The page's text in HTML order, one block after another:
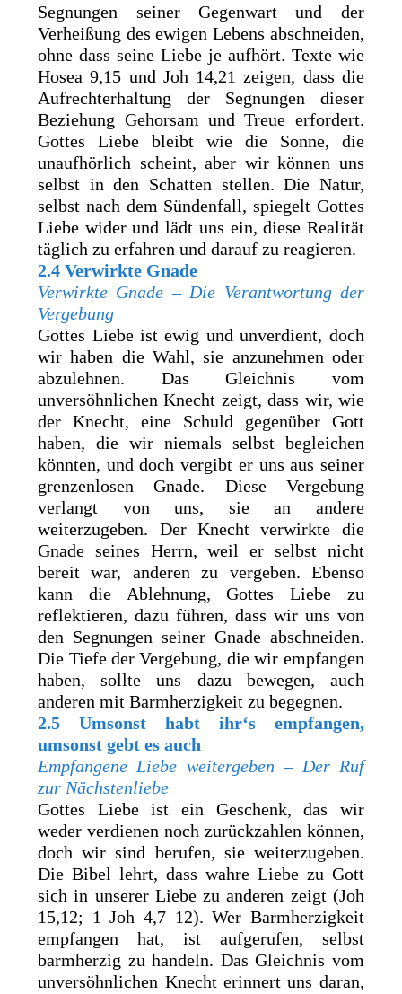
Segnungen seiner Gegenwart und der
Verheißung des ewigen Lebens abschneiden,
ohne dass seine Liebe je aufhört. Texte wie
Hosea 9,15 und Joh 14,21 zeigen, dass die
Aufrechterhaltung der Segnungen dieser
Beziehung Gehorsam und Treue erfordert.
Gottes Liebe bleibt wie die Sonne, die
unaufhörlich scheint, aber wir können uns
selbst in den Schatten stellen. Die Natur,
selbst nach dem Sündenfall, spiegelt Gottes
Liebe wider und lädt uns ein, diese Realität
täglich zu erfahren und darauf zu reagieren.
2.4 Verwirkte Gnade
Verwirkte Gnade – Die Verantwortung der
Vergebung
Gottes Liebe ist ewig und unverdient, doch
wir haben die Wahl, sie anzunehmen oder
abzulehnen. Das Gleichnis vom
unversöhnlichen Knecht zeigt, dass wir, wie
der Knecht, eine Schuld gegenüber Gott
haben, die wir niemals selbst begleichen
könnten, und doch vergibt er uns aus seiner
grenzenlosen Gnade. Diese Vergebung
verlangt von uns, sie an andere
weiterzugeben. Der Knecht verwirkte die
Gnade seines Herrn, weil er selbst nicht
bereit war, anderen zu vergeben. Ebenso
kann die Ablehnung, Gottes Liebe zu
reflektieren, dazu führen, dass wir uns von
den Segnungen seiner Gnade abschneiden.
Die Tiefe der Vergebung, die wir empfangen
haben, sollte uns dazu bewegen, auch
anderen mit Barmherzigkeit zu begegnen.
2.5
Umsonst habt ihr‘s empfangen,
umsonst gebt es auch
Empfangene Liebe weitergeben – Der Ruf
zur Nächstenliebe
Gottes Liebe ist ein Geschenk, das wir
weder verdienen noch zurückzahlen können,
doch wir sind berufen, sie weiterzugeben.
Die Bibel lehrt, dass wahre Liebe zu Gott
sich in unserer Liebe zu anderen zeigt (Joh
15,12; 1 Joh 4,7–12). Wer Barmherzigkeit
empfangen hat, ist aufgerufen, selbst
barmherzig zu handeln. Das Gleichnis vom
unversöhnlichen Knecht erinnert uns daran,